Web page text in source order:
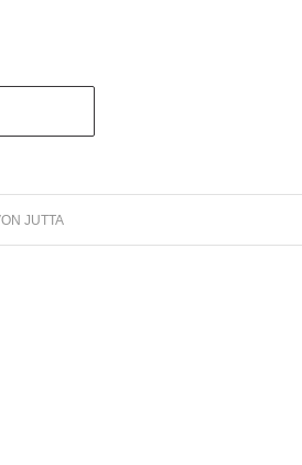
JUTTA